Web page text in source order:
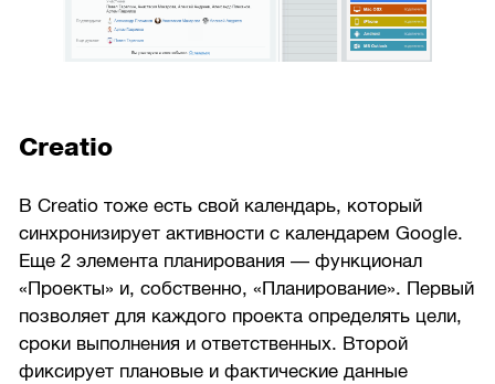
Creatio
В Creatio тоже есть свой календарь, который
синхронизирует активности с календарем Google.
Еще 2 элемента планирования — функционал
«Проекты» и, собственно, «Планирование». Первый
позволяет для каждого проекта определять цели,
сроки выполнения и ответственных. Второй
фиксирует плановые и фактические данные